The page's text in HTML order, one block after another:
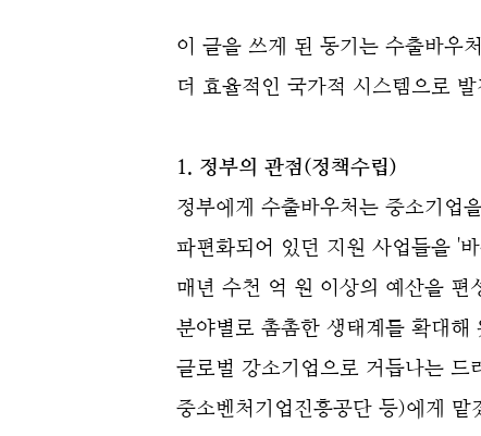
이 글을 쓰게 된 동기는 수출바우
더 효율적인 국가적 시스템으로
1. 정부의 관점(정책수립)
정부에게 수출바우처는 중소기업
파편화되어 있던 지원 사업들을 '
매년 수천 억 원 이상의 예산을 편
분야별로 촘촘한 생태계를 확대
글로벌 강소기업으로 거듭나는
중소벤처기업진흥공단 등)에게 맡